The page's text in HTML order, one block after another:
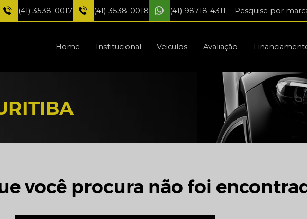
(41) 3538-0017 (41) 3538-0018 (41) 98718-4311
Home Institucional Veiculos Avaliação
você procura não foi